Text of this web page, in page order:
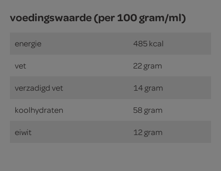
voedingswaarde (per 100 gram/ml)
energie 485 kcal
vet 22 gram
verzadigd vet 14 gram
koolhydraten 58 gram
eiwit 12 gram